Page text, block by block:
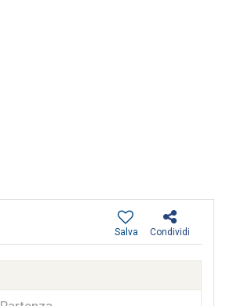
Condividi
Salva